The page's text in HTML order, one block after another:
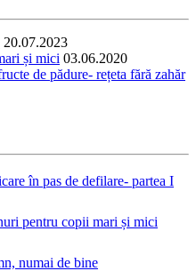
20.07.2023
și mici 03.06.2020
de pădure- rețeta fără zahăr
în pas de defilare- partea I
pentru copii mari și mici
numai de bine